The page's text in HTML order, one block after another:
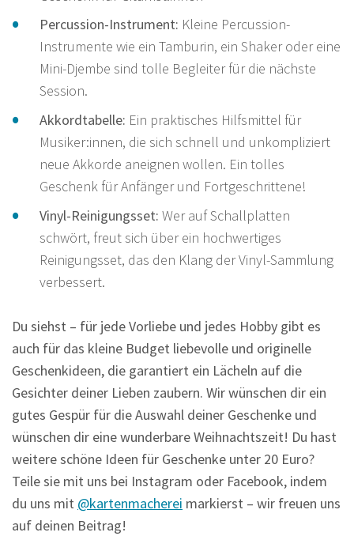
Percussion-Instrument: Kleine Percussion-
Instrumente wie ein Tamburin, ein Shaker oder eine
Mini-Djembe sind tolle Begleiter für die nächste
Session.
Akkordtabelle: Ein praktisches Hilfsmittel für
Musiker:innen, die sich schnell und unkompliziert
neue Akkorde aneignen wollen. Ein tolles
Geschenk für Anfänger und Fortgeschrittene!
Vinyl-Reinigungsset:Wer auf Schallplatten
schwört, freut sich über ein hochwertiges
Reinigungsset, das den Klang der Vinyl-Sammlung
verbessert.
Du siehst – für jede Vorliebe und jedes Hobby gibt es
auch für das kleine Budget liebevolle und originelle
Geschenkideen, die garantiert ein Lächeln auf die
Gesichter deiner Lieben zaubern. Wir wünschen dir ein
gutes Gespür für die Auswahl deiner Geschenke und
wünschen dir eine wunderbare Weihnachtszeit! Du hast
weitere schöne Ideen für Geschenke unter 20 Euro?
Teile sie mit uns bei Instagram oder Facebook, indem
du uns mit @kartenmacherei markierst – wir freuen uns
auf deinen Beitrag!